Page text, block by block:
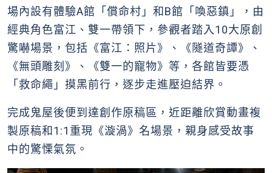
場內設有體驗A館「償命村」和B館「喚惡鎮」，由
經典角色富江、雙一帶領下，參觀者踏入10大原創
驚嚇場景，包括《富江：照片》、《隧道奇譚》、
《無頭雕刻》、《雙一的寵物》等，各館皆要憑
「救命繩」摸黑前行，逐步走進壓迫結界。
完成鬼屋後便到達創作原稿區，近距離欣賞動畫複
製原稿和1:1重現《漩渦》名場景，親身感受故事
中的驚慄氣氛。